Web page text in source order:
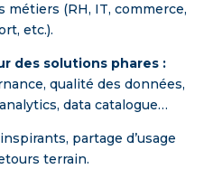
métiers (RH, IT, commerce,
etc.).
des solutions phares :
qualité des données,
data catalogue…
inspirants, partage d’usage
terrain.